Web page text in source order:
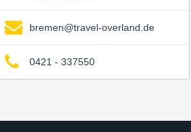
bremen@travel-overland.de
0421 - 337550